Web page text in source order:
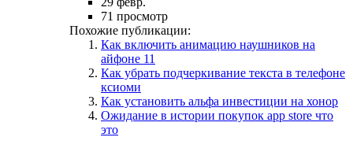
71 просмотр
Похожие публикации:
Как включить анимацию наушников на
айфоне 11
Как убрать подчеркивание текста в телефоне
ксиоми
Как установить альфа инвестиции на хонор
Ожидание в истории покупок app store что
это